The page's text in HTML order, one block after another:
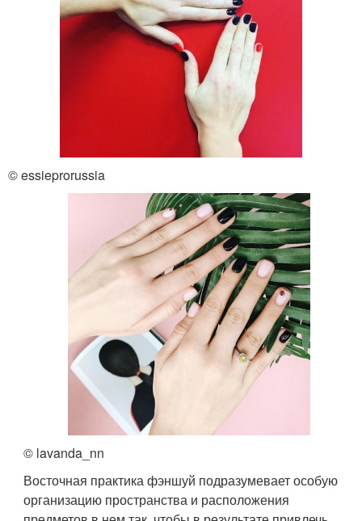
© essieprorussia
© lavanda_nn
Восточная практика фэншуй подразумевает особую
организацию пространства и расположения